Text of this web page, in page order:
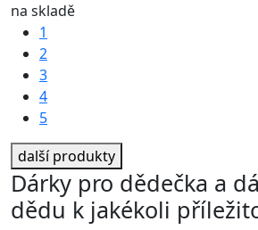
na skladě
1
2
3
4
5
další produkty
Dárky pro dědečka a
dědu k jakékoli